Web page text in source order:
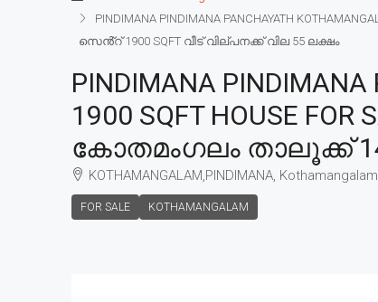
PINDIMANA PINDIMANA PANCHAYATH
സെൻ്റ് 1900 SQFT വീട് വില്പനക്ക് വില 55 ലക്ഷം
PINDIMANA PINDIMANA
1900 SQFT HOUSE
കോതമംഗലം താലൂക്ക് 14
KOTHAMANGALAM,PINDIMANA, Kothamangalam
FOR SALE KOTHAMANGALAM